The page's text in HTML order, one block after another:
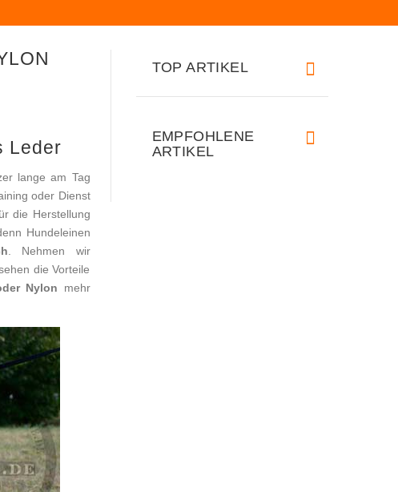
Leder
lange am Tag
oder Dienst
die Herstellung
Hundeleinen
. Nehmen wir
die Vorteile
Nylon mehr
TOP ARTIKEL
EMPFOHLENE
ARTIKEL